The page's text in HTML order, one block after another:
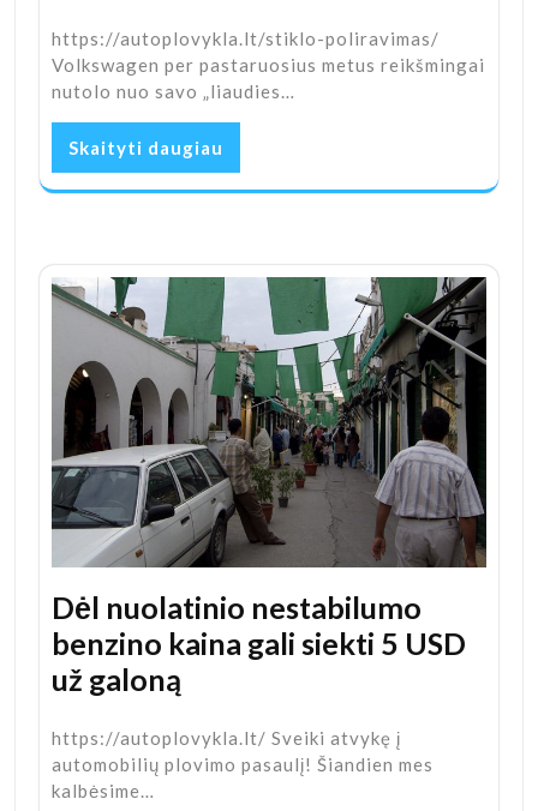
https://autoplovykla.lt/stiklo-poliravimas/
Volkswagen per pastaruosius metus reikšmingai
nutolo nuo savo „liaudies…
Skaityti daugiau
Dėl nuolatinio nestabilumo
benzino kaina gali siekti 5 USD
už galoną
https://autoplovykla.lt/ Sveiki atvykę į
automobilių plovimo pasaulį! Šiandien mes
kalbėsime…